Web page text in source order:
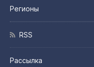
Регионы
RSS
Рассылка